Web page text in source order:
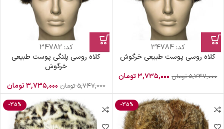
کد:34784
کلاه روسی پوست طبیعی خرگوش
۵,۷۴۷,۰۰۰ تومان ۳,۷۳۵,۰۰۰تومان
کد: 34782
کلاه روسی پلنگی پوست طبیعی
خرگوش
۵,۷۴۷,۰۰۰ تومان ۳,۷۳۵,۰۰۰تومان
-35%
-35%